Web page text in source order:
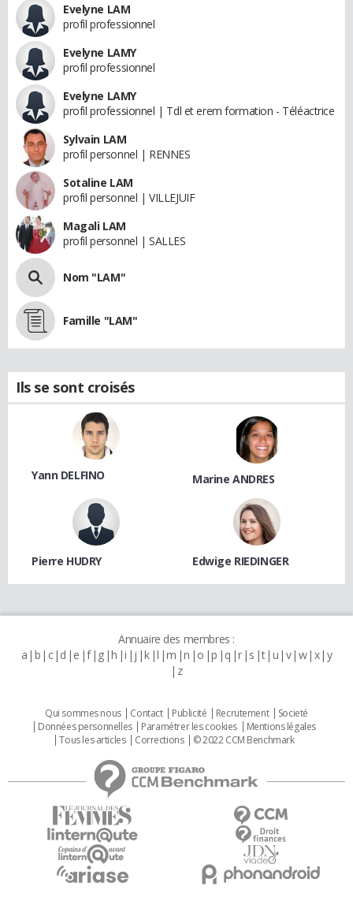
Evelyne LAM
profil professionnel
Evelyne LAMY
profil professionnel
Evelyne LAMY
profil professionnel | Tdl et erem formation - Téléactrice
Sylvain LAM
profil personnel | RENNES
Sotaline LAM
profil personnel | VILLEJUIF
Magali LAM
profil personnel | SALLES
Nom "LAM"
Famille "LAM"
Ils se sont croisés
Yann DELFINO Marine ANDRES
Pierre HUDRY Edwige RIEDINGER
Annuaire des membres :
a b c d e f g h i j k l m n o p q r s t u v w x y
z
Qui sommes nous Contact Publicité Recrutement
Societé
Données personnelles
Paramétrer les cookies
Mentions légales
Tous les articles
Corrections © 2022 CCM Benchmark